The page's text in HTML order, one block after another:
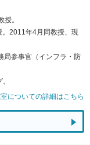
。
2011年4月同教授、現
局参事官（インフラ・防
についての詳細はこちら